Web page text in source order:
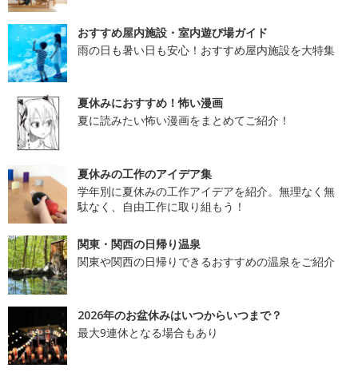
おすすめ屋内施設・室内遊び場ガイド
雨の日も暑い日も安心！おすすめ屋内施設を大特集
夏休みにおすすめ！怖い漫画
夏に読みたい怖い漫画をまとめてご紹介！
夏休みの工作のアイデア集
学年別に夏休みの工作アイデアを紹介。無理なく無
駄なく、自由工作に取り組もう！
関東・関西の日帰り温泉
関東や関西の日帰りできるおすすめの温泉をご紹介
2026年のお盆休みはいつからいつまで？
最大9連休となる場合もあり